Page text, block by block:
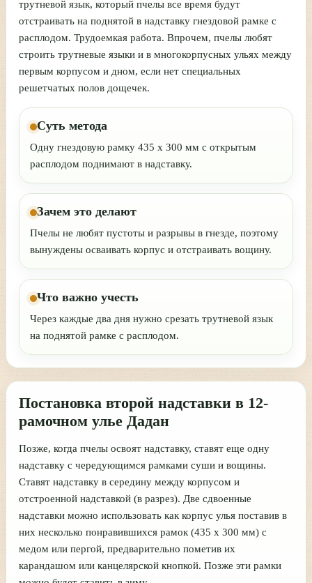
трутневой язык, который пчелы все время будут
отстраивать на поднятой в надставку гнездовой рамке с
расплодом. Трудоемкая работа. Впрочем, пчелы любят
строить трутневые языки и в многокорпусных ульях между
первым корпусом и дном, если нет специальных
решетчатых полов дощечек.
Суть метода
Одну гнездовую рамку 435 х 300 мм с открытым
расплодом поднимают в надставку.
Зачем это делают
Пчелы не любят пустоты и разрывы в гнезде, поэтому
вынуждены осваивать корпус и отстраивать вощину.
Что важно учесть
Через каждые два дня нужно срезать трутневой язык
на поднятой рамке с расплодом.
Постановка второй надставки в 12-
рамочном улье Дадан
Позже, когда пчелы освоят надставку, ставят еще одну
надставку с чередующимся рамками суши и вощины.
Ставят надставку в середину между корпусом и
отстроенной надставкой (в разрез). Две сдвоенные
надставки можно использовать как корпус улья поставив в
них несколько понравившихся рамок (435 х 300 мм) с
медом или пергой, предварительно пометив их
карандашом или канцелярской кнопкой. Позже эти рамки